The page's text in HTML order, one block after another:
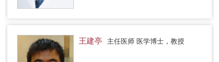
王建亭 主任医师 医学博士，教授